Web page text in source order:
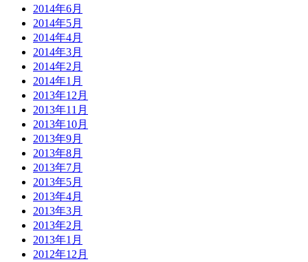
2014年6月
2014年5月
2014年4月
2014年3月
2014年2月
2014年1月
2013年12月
2013年11月
2013年10月
2013年9月
2013年8月
2013年7月
2013年5月
2013年4月
2013年3月
2013年2月
2013年1月
2012年12月